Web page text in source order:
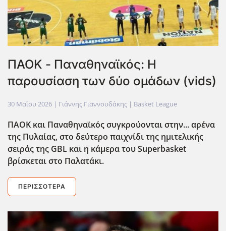
ΠΑΟΚ - Παναθηναϊκός: Η
παρουσίαση των δύο ομάδων (vids)
30 Μαΐου 2026 | Γιάννης Γιαννουδάκης | Basket League
ΠΑΟΚ και Παναθηναϊκός συγκρούονται στην... αρένα
της Πυλαίας, στο δεύτερο παιχνίδι της ημιτελικής
σειράς της GBL και η κάμερα του Superbasket
βρίσκεται στο Παλατάκι.
ΠΕΡΙΣΣΌΤΕΡΑ